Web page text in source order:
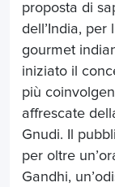
proposta di
dell’India, per
gourmet
iniziato il
più
affrescate
Gnudi. Il
per oltre
Gandhi,